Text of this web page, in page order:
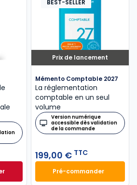
Fiscal 2026 à 215,00 € TTC
Prix de lancement
BEST-SELLER
Mémento Comptable 2027
La réglementation
comptable en un seul
volume
Version numérique
accessible dès validation
de la commande
199,00 € TTC
Pré-commander
Mémento